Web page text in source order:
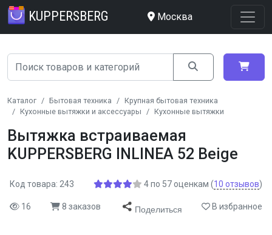
KUPPERSBERG Москва
Каталог Бытовая техника
Крупная бытовая техника
Кухонные вытяжки и аксессуары
Кухонные вытяжки
Вытяжка встраиваемая
KUPPERSBERG INLINEA 52 Beige
Код товара: 243 4по 57 оценкам (10 отзывов)
16 8 заказов Поделиться В избранное